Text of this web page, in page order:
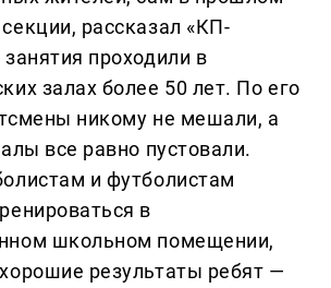
рассказал «КП-
проходили в
залах более 50 лет. По его
никому не мешали, а
все равно пустовали.
и футболистам
в
школьном помещении,
результаты ребят —